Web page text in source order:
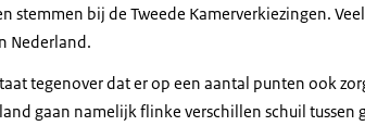
stemmen bij de Tweede Kamerverkiezingen.
Nederland.
tegenover dat er op een aantal punten ook
gaan namelijk flinke verschillen schuil